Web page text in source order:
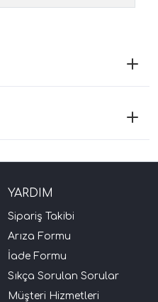
YARDIM
Sipariş Takibi
Arıza Formu
İade Formu
Sıkça Sorulan Sorular
Müşteri Hizmetleri